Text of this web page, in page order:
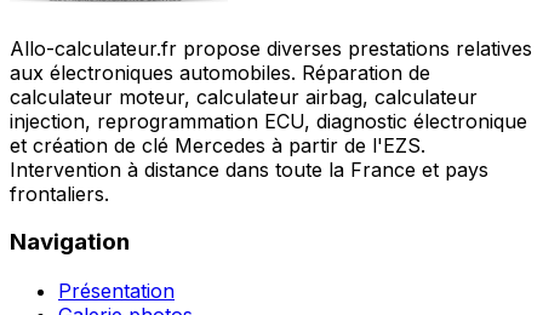
Allo-calculateur.fr propose diverses prestations relatives
aux électroniques automobiles. Réparation de
calculateur moteur, calculateur airbag, calculateur
injection, reprogrammation ECU, diagnostic électronique
et création de clé Mercedes à partir de l'EZS.
Intervention à distance dans toute la France et pays
frontaliers.
Navigation
Présentation